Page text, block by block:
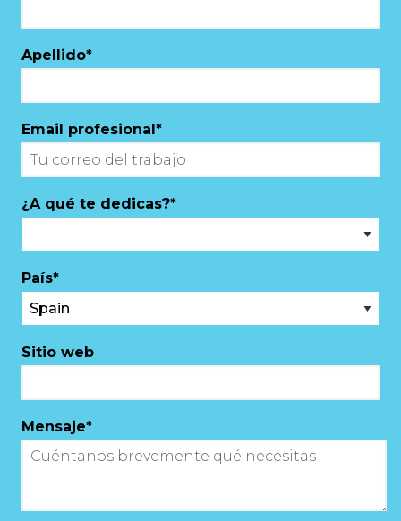
Apellido*
Email profesional*
¿A qué te dedicas?*
País*
Sitio web
Mensaje*